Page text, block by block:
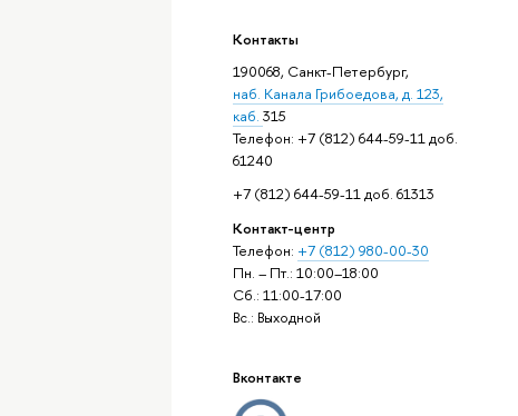
Контакты
190068, Санкт-Петербург,
наб. Канала Грибоедова, д. 123,
каб. 315
Телефон: +7 (812) 644-59-11 доб.
61240
+7 (812) 644-59-11 доб. 61313
Контакт-центр
Телефон: +7 (812) 980-00-30
Пн. – Пт.: 10:00–18:00
Сб.: 11:00-17:00
Вс.: Выходной
Вконтакте